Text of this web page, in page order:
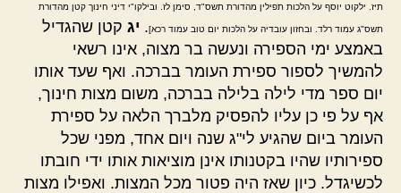
תיז. ילקוט יוסף על הלכות תפילין מהדורת תשס"ד, סימן לז. ובילקו"י דיני חינוך קטן מהדורת
תשס"ג עמוד רלד. ובחזון עובדיה על הלכות יום טוב עמוד רכא]. יג קטן שהגדיל
באמצע ימי הספירה ונעשה בר מצוה, אינו רשאי
להמשיך לספור ספירת העומר בברכה. ואף שעד אותו
יום ספר מדי לילה בלילה בברכה, משום מצות חינוך,
אף על פי כן עליו להפסיק מלברך הלאה על ספירת
העומר ביום שהגיע לי"ג שנה ויום אחד, מפני שכל
ספירותיו שהיו בקטנותו אינן מוציאות אותו ידי חובתו
לכשיגדל. כיון שאז היה פטור מכל המצות. ואפילו מצות